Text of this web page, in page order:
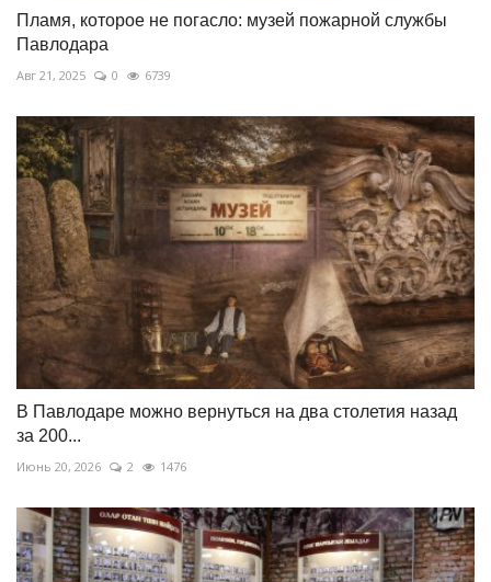
Пламя, которое не погасло: музей пожарной службы
Павлодара
Авг 21, 2025 0 6739
В Павлодаре можно вернуться на два столетия назад
за 200...
Июнь 20, 2026 2 1476